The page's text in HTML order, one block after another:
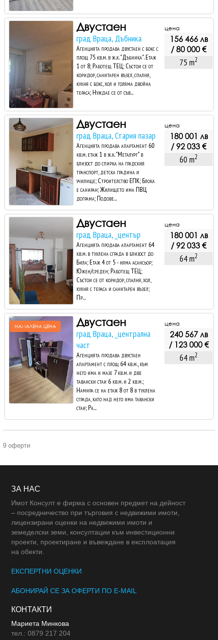
Двустаен
град Враца, Дъбника
Агенцията продава двустаен с бокс с
площ 75 кв.м. в ж.к. "Дъбника". Етаж
1 от 8; Работещ ТЕЦ; Състои се от
коридор, санитарен възел, спалня,
кухня с бокс, хол и голяма двойна
тераса; Нуждае се от съв...
цена
156 466 лв
/ 80 000 €
75 m2
Двустаен
град Враца, Стария пазар
Агенцията продава апартамент 60
кв.м. етаж 1 в ж.к. "Металург" в
близост до спирка на градския
транспорт, детска градина и
училище; Строителство ЕПК; Блока
е саниран; Жилището има ПВЦ
дограма; Подове...
цена
180 001 лв
/ 92 033 €
60 m2
Двустаен
град Враца, _център
Агенцията продава апартамент 64
кв.м. в тухлена сграда в близост до
Била; Етаж 4 от 5 - няма асансьор;
Южен/среден; Работещ ТЕЦ;
Състои се от коридор, спалня, хол,
кухня с тераса и санитарен възел;
Пр...
цена
180 001 лв
/ 92 033 €
64 m2
НАМАЛЕНА ЦЕНА Двустаен
град Враца, _централна
част
Агенцията продава двустаен
апартамент с площ 64 кв.м., към
него има и мазе 7 кв.м. и две
тавански стаи 6 кв.м. и 2 кв.м.;
Намира се на етаж 8 от 8 в тухлена
сграда, като над него има тавански
стаи; Ра...
цена
240 567 лв
/ 123 000 €
64 m2
9 оферти
ЗА НАС
Имот Консулт е фирма с основен предмет на дейност
– посредничество при търговия с недвижими имоти,
лицензирани оценки на недвижими имоти и
земеделски земи, консултации към инвестиционни
проекти, проектиране и въвеждане в експлоатация
на обекти.
ЕКСПЕРТНИ ОЦЕНКИ
АБОНИРАЙ СЕ ЗА ОФЕРТИ ПО E-MAIL
КОНТАКТИ
Мариета Минкова
тел.: 0879 217 204